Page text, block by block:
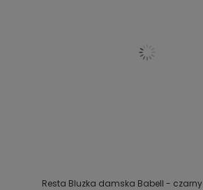
Resta Bluzka damska Babell - czarny